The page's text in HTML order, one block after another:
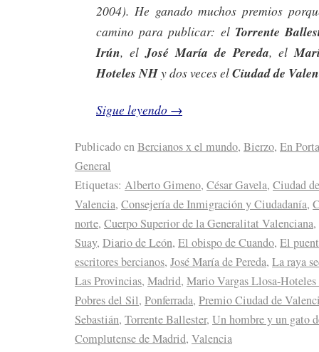
2004). He ganado muchos premios
camino para publicar: el Torrente
Irún, el José María de Pereda, el
Hoteles NHy dos veces elCiudad de
Sigue leyendo →
Publicado enBercianos x el mundo, Bierzo, En
General
Etiquetas: Alberto Gimeno, César Gavela, Ciudad
Valencia, Consejería de Inmigración y Ciudadanía,
norte, Cuerpo Superior de la Generalitat Valenciana,
Suay, Diario de León, El obispo de Cuando, El
escritores bercianos, José María de Pereda, La raya
Las Provincias, Madrid, Mario Vargas Llosa-
Pobres del Sil, Ponferrada, Premio Ciudad de
Sebastián, Torrente Ballester, Un hombre y un gato
Complutense de Madrid, Valencia